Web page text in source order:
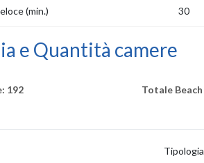
(min.) 30
e Quantità camere
192 Totale
Tipologia